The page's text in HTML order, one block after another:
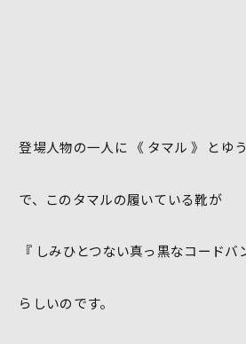
登場人物の一人に 《 タマル 》 とゆ
で、このタマルの履いている靴が
『 しみひとつない真っ黒なコードバ
らしいのです。